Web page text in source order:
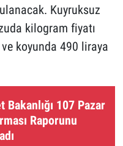
Kuyruksuz
kilogram fiyatı
koyunda 490 liraya
Bakanlığı 107 Pazar
Raporunu